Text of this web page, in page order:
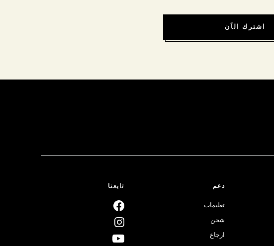
اشترك الآن
دعم
تعليمات
شحن
ارجاع
تابعنا